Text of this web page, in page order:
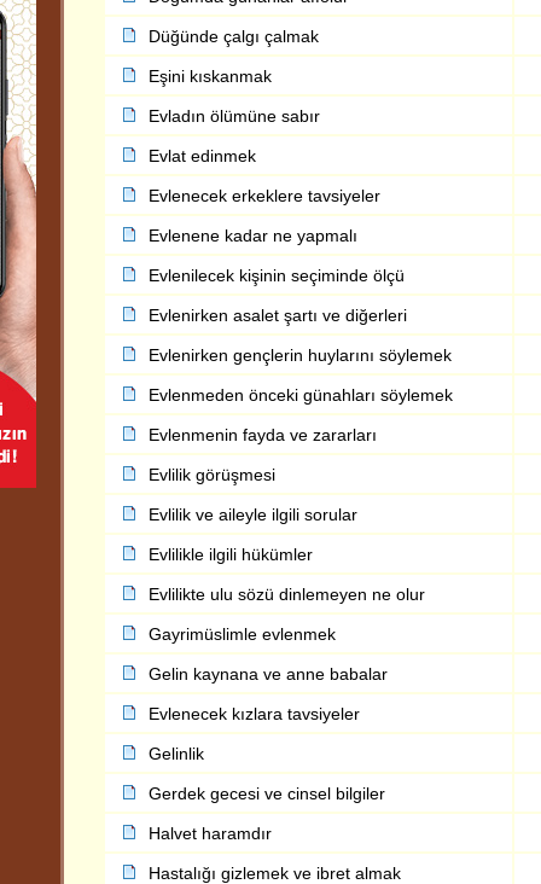
Düğünde çalgı çalmak
Eşini kıskanmak
Evladın ölümüne sabır
Evlat edinmek
Evlenecek erkeklere tavsiyeler
Evlenene kadar ne yapmalı
Evlenilecek kişinin seçiminde ölçü
Evlenirken asalet şartı ve diğerleri
Evlenirken gençlerin huylarını söylemek
Evlenmeden önceki günahları söylemek
Evlenmenin fayda ve zararları
Evlilik görüşmesi
Evlilik ve aileyle ilgili sorular
Evlilikle ilgili hükümler
Evlilikte ulu sözü dinlemeyen ne olur
Gayrimüslimle evlenmek
Gelin kaynana ve anne babalar
Evlenecek kızlara tavsiyeler
Gelinlik
Gerdek gecesi ve cinsel bilgiler
Halvet haramdır
Hastalığı gizlemek ve ibret almak